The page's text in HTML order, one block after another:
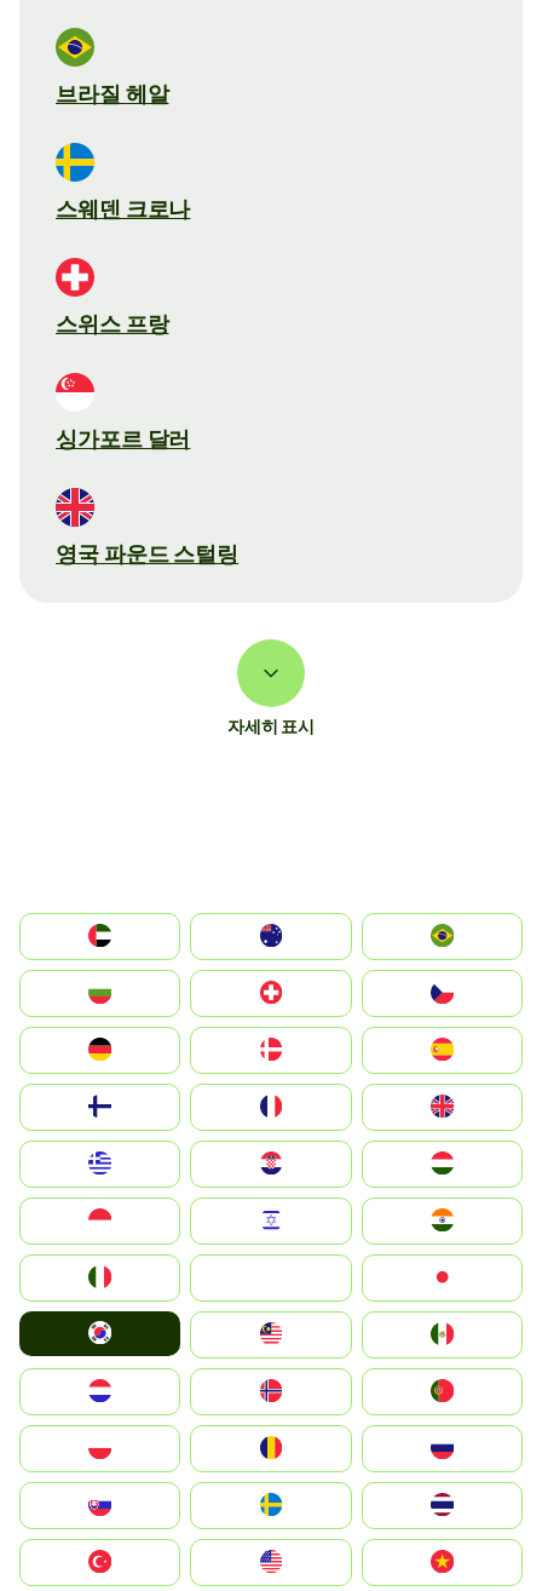
브라질 헤알
스웨덴 크로나
스위스 프랑
싱가포르 달러
영국 파운드 스털링
자세히 표시
الإمارات العربية المتحدة
Switzerland
Deutschland
United Kingdom
Magyarország
South Korea
United States